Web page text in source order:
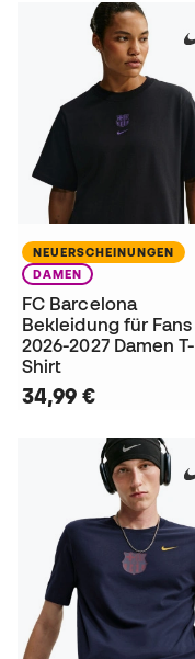
NEUERSCHEINUNGEN
DAMEN
FC Barcelona
Bekleidung für Fans
2026-2027 Damen T-
Shirt
34,99 €